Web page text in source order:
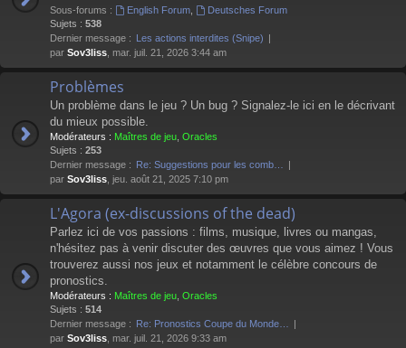
Sous-forums :
English Forum,
Deutsches Forum
Sujets : 538
Dernier message : Les actions interdites (Snipe)
par Sov3liss , mar. juil. 21, 2026 3:44 am
Problèmes
Un problème dans le jeu ? Un bug ? Signalez-le ici en le décrivant
du mieux possible.
Modérateurs : Maîtres de jeu Oracles
Sujets : 253
Dernier message : Re: Suggestions pour les comb…
par Sov3liss , jeu. août 21, 2025 7:10 pm
L'Agora (ex-discussions of the dead)
Parlez ici de vos passions : films, musique, livres ou mangas,
n'hésitez pas à venir discuter des œuvres que vous aimez ! Vous
trouverez aussi nos jeux et notamment le célèbre concours de
pronostics.
Modérateurs : Maîtres de jeu Oracles
Sujets : 514
Dernier message : Re: Pronostics Coupe du Monde…
par Sov3liss , mar. juil. 21, 2026 9:33 am